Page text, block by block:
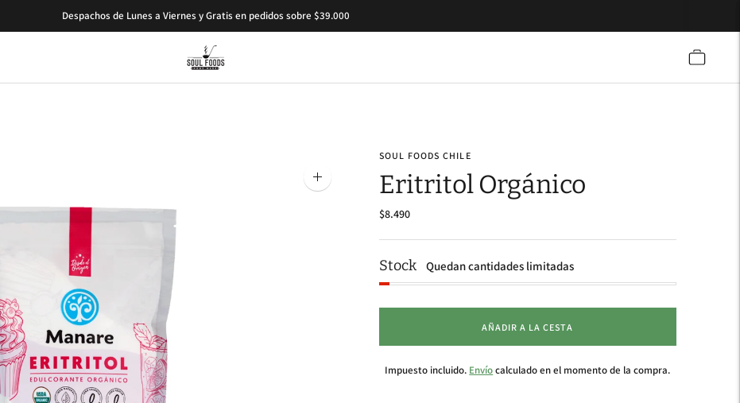
Despachos de Lunes a Viernes y Gratis en pedidos sobre $39.000
Ampliar
SOUL FOODS CHILE
Eritritol Orgánico
$8.490
Stock Quedan cantidades limitadas
AÑADIR A LA CESTA
Impuesto incluido. Envíocalculado en el momento de la compra.